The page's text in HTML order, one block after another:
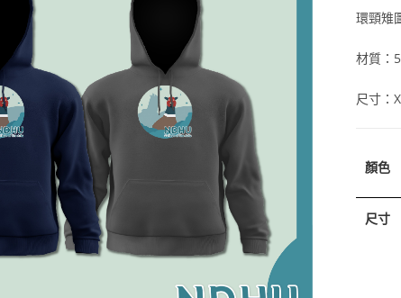
環頸雉
材質：
尺寸：
顏色
尺寸